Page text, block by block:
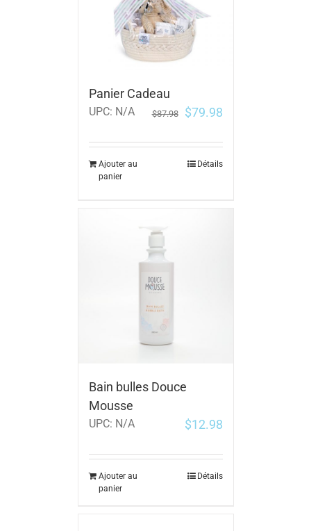
Panier Cadeau
UPC: N/A $87.98 $79.98
Ajouter au
panier
Détails
Bain bulles Douce
Mousse
UPC: N/A $12.98
Ajouter au
panier
Détails